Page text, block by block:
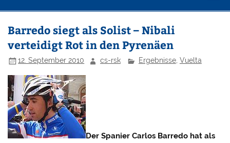
Barredo siegt als Solist – Nibali
verteidigt Rot in den Pyrenäen
12. September 2010 cs-rsk Ergebnisse, Vuelta
Der Spanier Carlos Barredo hat als